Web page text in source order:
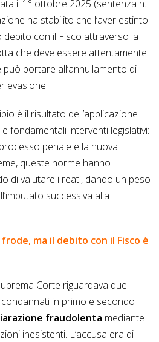
il 1° ottobre 2025 (sentenza n.
ha stabilito che l’aver estinto
con il Fisco attraverso la
che deve essere attentamente
portare all’annullamento di
evasione.
è il risultato dell’applicazione
fondamentali interventi legislativi:
penale e la nuova
queste norme hanno
di valutare i reati, dando un peso
successiva alla
ma il debito con il Fisco è
Corte riguardava due
in primo e secondo
fraudolenta mediante
inesistenti. L’accusa era di